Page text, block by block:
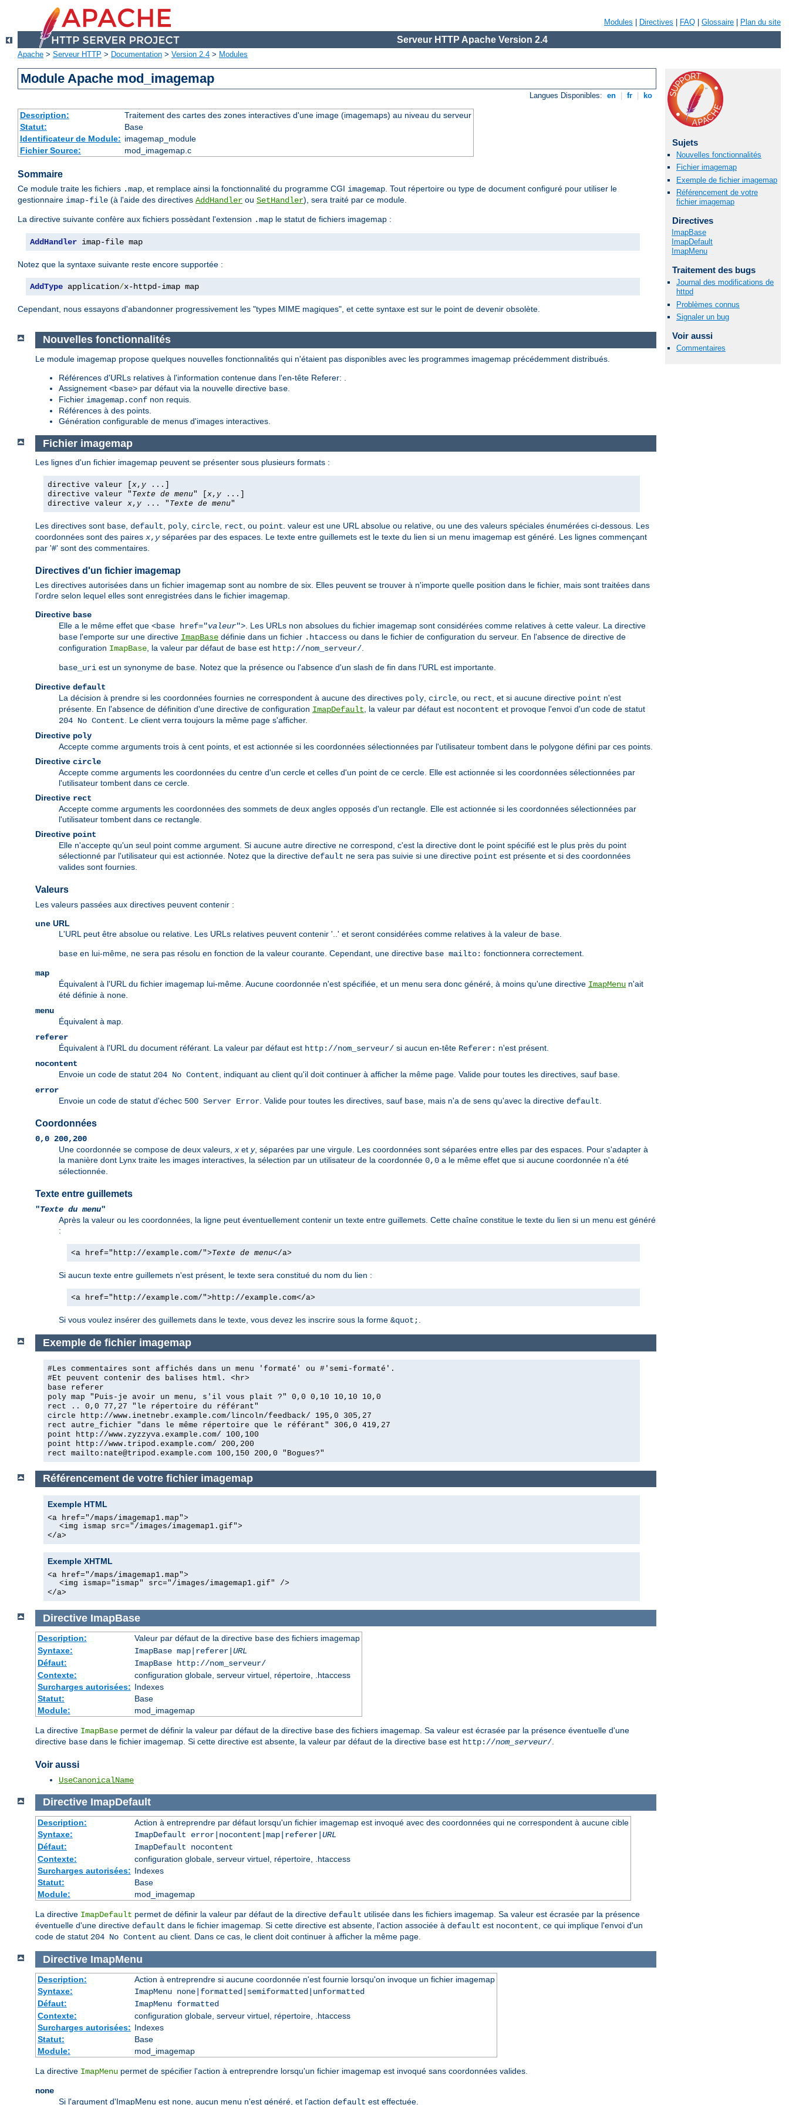
Modules Directives FAQ Glossaire Plan du site
Serveur HTTP Apache Version 2.4
Apache > Serveur HTTP > Documentation > Version 2.4 > Modules
Module Apache mod_imagemap
Langues Disponibles: en fr ko
Description:
Traitement des cartes des zones interactives d'une image (imagemaps) au niveau du serveur
Statut:
Base
Identificateur de Module: imagemap_module
Fichier Source:
mod_imagemap.c
Sommaire
Ce module traite les fichiers .map, et remplace ainsi la fonctionnalité du programme CGI imagemap. Tout répertoire ou type de document configuré pour utiliser le
gestionnaire imap-file (à l'aide des directives AddHandler ou SetHandler), sera traité par ce module.
La directive suivante confère aux fichiers possèdant l'extension .map le statut de fichiers imagemap :
AddHandler imap-file map
Notez que la syntaxe suivante reste encore supportée :
AddType application/x-httpd-imap map
Cependant, nous essayons d'abandonner progressivement les "types MIME magiques", et cette syntaxe est sur le point de devenir obsolète.
Sujets
Nouvelles fonctionnalités
Fichier imagemap
Exemple de fichier imagemap
Référencement de votre
fichier imagemap
Directives
ImapBase
ImapDefault
ImapMenu
Traitement des bugs
Journal des modifications de
httpd
Problèmes connus
Signaler un bug
Voir aussi
Commentaires
Nouvelles fonctionnalités
Le module imagemap propose quelques nouvelles fonctionnalités qui n'étaient pas disponibles avec les programmes imagemap précédemment distribués.
Références d'URLs relatives à l'information contenue dans l'en-tête Referer: .
Assignement <base> par défaut via la nouvelle directive base
Fichier imagemap.conf non requis.
Références à des points.
Génération configurable de menus d'images interactives.
Fichier imagemap
Les lignes d'un fichier imagemap peuvent se présenter sous plusieurs formats :
directive valeur [ x, y ...]
directive valeur " Texte de menu" [ x, y ...]
directive valeur x, y ... " Texte de menu"
Les directives sont base, default, poly, circle, rect, ou point. valeur est une URL absolue ou relative, ou une des valeurs spéciales énumérées ci-dessous. Les
coordonnées sont des paires x, yséparées par des espaces. Le texte entre guillemets est le texte du lien si un menu imagemap est généré. Les lignes commençant
par '#' sont des commentaires.
Directives d'un fichier imagemap
Les directives autorisées dans un fichier imagemap sont au nombre de six. Elles peuvent se trouver à n'importe quelle position dans le fichier, mais sont traitées dans
l'ordre selon lequel elles sont enregistrées dans le fichier imagemap.
Directive base
Elle a le même effet que <base href="valeur">. Les URLs non absolues du fichier imagemap sont considérées comme relatives à cette valeur. La directive
base l'emporte sur une directive ImapBase définie dans un fichier .htaccess ou dans le fichier de configuration du serveur. En l'absence de directive de
configuration ImapBase, la valeur par défaut de base est http://nom_serveur/.
base_uri est un synonyme de base. Notez que la présence ou l'absence d'un slash de fin dans l'URL est importante.
Directive default
La décision à prendre si les coordonnées fournies ne correspondent à aucune des directives poly, circle, ou rect, et si aucune directive point n'est
présente. En l'absence de définition d'une directive de configuration ImapDefault, la valeur par défaut est nocontent et provoque l'envoi d'un code de statut
204 No Content. Le client verra toujours la même page s'afficher.
Directive poly
Accepte comme arguments trois à cent points, et est actionnée si les coordonnées sélectionnées par l'utilisateur tombent dans le polygone défini par ces points.
Directive circle
Accepte comme arguments les coordonnées du centre d'un cercle et celles d'un point de ce cercle. Elle est actionnée si les coordonnées sélectionnées par
l'utilisateur tombent dans ce cercle.
Directive rect
Accepte comme arguments les coordonnées des sommets de deux angles opposés d'un rectangle. Elle est actionnée si les coordonnées sélectionnées par
l'utilisateur tombent dans ce rectangle.
Directive point
Elle n'accepte qu'un seul point comme argument. Si aucune autre directive ne correspond, c'est la directive dont le point spécifié est le plus près du point
sélectionné par l'utilisateur qui est actionnée. Notez que la directive default ne sera pas suivie si une directive point est présente et si des coordonnées
valides sont fournies.
Valeurs
Les valeurs passées aux directives peuvent contenir :
une URL
L'URL peut être absolue ou relative. Les URLs relatives peuvent contenir '..' et seront considérées comme relatives à la valeur de base
base en lui-même, ne sera pas résolu en fonction de la valeur courante. Cependant, une directive base mailto: fonctionnera correctement.
map
Équivalent à l'URL du fichier imagemap lui-même. Aucune coordonnée n'est spécifiée, et un menu sera donc généré, à moins qu'une directive ImapMenu n'ait
été définie à none
menu
Équivalent à map
referer
Équivalent à l'URL du document référant. La valeur par défaut est http://nom_serveur/ si aucun en-tête Referer: n'est présent.
nocontent
Envoie un code de statut 204 No Content , indiquant au client qu'il doit continuer à afficher la même page. Valide pour toutes les directives, sauf base
error
Envoie un code de statut d'échec 500 Server Error . Valide pour toutes les directives, sauf base , mais n'a de sens qu'avec la directive default
Coordonnées
0,0 200,200
Une coordonnée se compose de deux valeurs,x et y, séparées par une virgule. Les coordonnées sont séparées entre elles par des espaces. Pour s'adapter à
la manière dont Lynx traite les images interactives, la sélection par un utilisateur de la coordonnée 0,0 a le même effet que si aucune coordonnée n'a été
sélectionnée.
Texte entre guillemets
"Texte du menu"
Après la valeur ou les coordonnées, la ligne peut éventuellement contenir un texte entre guillemets. Cette chaîne constitue le texte du lien si un menu est généré
:
<a href="http://example.com/">Texte de menu</a>
Si aucun texte entre guillemets n'est présent, le texte sera constitué du nom du lien :
<a href="http://example.com/">http://example.com</a>
Si vous voulez insérer des guillemets dans le texte, vous devez les inscrire sous la forme &quot;.
Exemple de fichier imagemap
#Les commentaires sont affichés dans un menu 'formaté' ou #'semi-formaté'.
#Et peuvent contenir des balises html. <hr>
base referer
poly map "Puis-je avoir un menu, s'il vous plait ?" 0,0 0,10 10,10 10,0
rect .. 0,0 77,27 "le répertoire du référant"
circle http://www.inetnebr.example.com/lincoln/feedback/ 195,0 305,27
rect autre_fichier "dans le même répertoire que le référant" 306,0 419,27
point http://www.zyzzyva.example.com/ 100,100
point http://www.tripod.example.com/ 200,200
rect mailto:nate@tripod.example.com 100,150 200,0 "Bogues?"
Référencement de votre fichier imagemap
Exemple HTML
<a href="/maps/imagemap1.map">
<img ismap src="/images/imagemap1.gif">
</a>
Exemple XHTML
<a href="/maps/imagemap1.map">
<img ismap="ismap" src="/images/imagemap1.gif" />
</a>
Directive ImapBase
Description: Valeur par défaut de la directive basedes fichiers imagemap
Syntaxe:
ImapBase map|referer| URL
Défaut:
ImapBase http://nom_serveur/
Contexte:
configuration globale, serveur virtuel, répertoire, .htaccess
Surcharges autorisées: Indexes
Statut:
Base
Module:
mod_imagemap
La directive ImapBase permet de définir la valeur par défaut de la directive base des fichiers imagemap. Sa valeur est écrasée par la présence éventuelle d'une
directive base dans le fichier imagemap. Si cette directive est absente, la valeur par défaut de la directive base est http://nom_serveur/.
Voir aussi
UseCanonicalName
Directive ImapDefault
Description:
Action à entreprendre par défaut lorsqu'un fichier imagemap est invoqué avec des coordonnées qui ne correspondent à aucune cible
Syntaxe:
ImapDefault error|nocontent|map|referer| URL
Défaut:
ImapDefault nocontent
Contexte:
configuration globale, serveur virtuel, répertoire, .htaccess
Surcharges autorisées: Indexes
Statut:
Base
Module:
mod_imagemap
La directive ImapDefault permet de définir la valeur par défaut de la directive default utilisée dans les fichiers imagemap. Sa valeur est écrasée par la présence
éventuelle d'une directive default dans le fichier imagemap. Si cette directive est absente, l'action associée à default est nocontent , ce qui implique l'envoi d'un
code de statut 204 No Content au client. Dans ce cas, le client doit continuer à afficher la même page.
Directive ImapMenu
Description:
Action à entreprendre si aucune coordonnée n'est fournie lorsqu'on invoque un fichier imagemap
Syntaxe:
ImapMenu none|formatted|semiformatted|unformatted
Défaut:
ImapMenu formatted
Contexte:
configuration globale, serveur virtuel, répertoire, .htaccess
Surcharges autorisées: Indexes
Statut:
Base
Module:
mod_imagemap
La directive ImapMenu permet de spécifier l'action à entreprendre lorsqu'un fichier imagemap est invoqué sans coordonnées valides.
none
Si l'argument d'ImapMenu est none, aucun menu n'est généré, et l'action default est effectuée.